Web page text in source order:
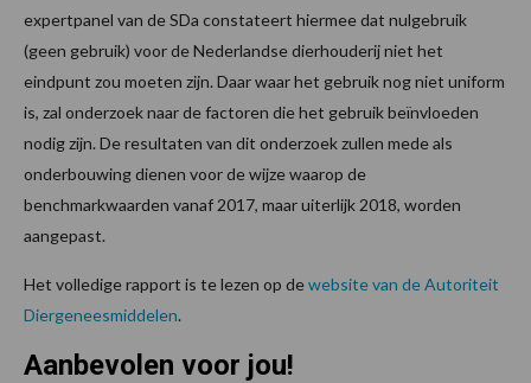
expertpanel van de SDa constateert hiermee dat nulgebruik
(geen gebruik) voor de Nederlandse dierhouderij niet het
eindpunt zou moeten zijn. Daar waar het gebruik nog niet uniform
is, zal onderzoek naar de factoren die het gebruik beïnvloeden
nodig zijn. De resultaten van dit onderzoek zullen mede als
onderbouwing dienen voor de wijze waarop de
benchmarkwaarden vanaf 2017, maar uiterlijk 2018, worden
aangepast.
Het volledige rapport is te lezen op dewebsite van de Autoriteit
Diergeneesmiddelen.
Aanbevolen voor jou!